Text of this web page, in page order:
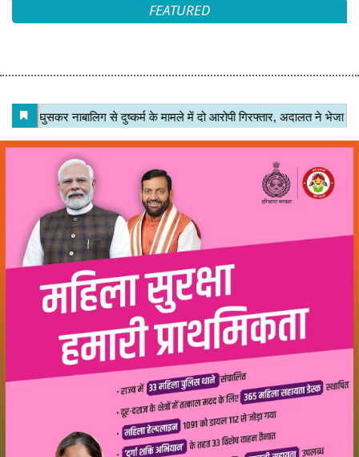
FEATURED